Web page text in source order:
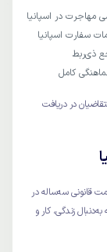
در اسپانیا
سفارت اسپانیا
ذی‌ربط
کامل
در دریافت
قانونی سه‌ساله در
زندگی، کار و